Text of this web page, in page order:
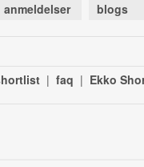
anmeldelser blogs
| faq | Ekko